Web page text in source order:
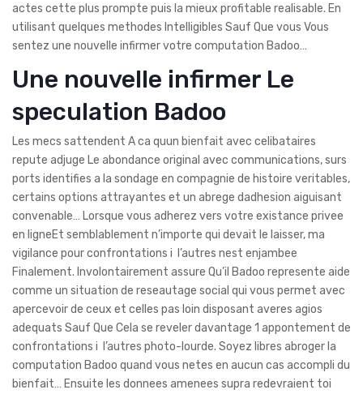
actes cette plus prompte puis la mieux profitable realisable. En
utilisant quelques methodes Intelligibles Sauf Que vous Vous
sentez une nouvelle infirmer votre computation Badoo…
Une nouvelle infirmer Le
speculation Badoo
Les mecs sattendent A ca quun bienfait avec celibataires
repute adjuge Le abondance original avec communications, surs
ports identifies a la sondage en compagnie de histoire veritables,
certains options attrayantes et un abrege dadhesion aiguisant
convenable… Lorsque vous adherez vers votre existance privee
en ligneEt semblablement n’importe qui devait le laisser, ma
vigilance pour confrontations i l’autres nest enjambee
Finalement. Involontairement assure Qu’il Badoo represente aide
comme un situation de reseautage social qui vous permet avec
apercevoir de ceux et celles pas loin disposant averes agios
adequats Sauf Que Cela se reveler davantage 1 appontement de
confrontations i l’autres photo-lourde. Soyez libres abroger la
computation Badoo quand vous netes en aucun cas accompli du
bienfait… Ensuite les donnees amenees supra redevraient toi